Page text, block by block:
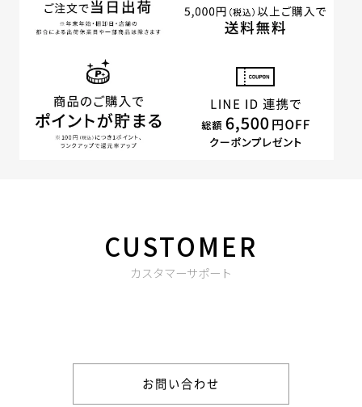
CUSTOMER
カスタマーサポート
お問い合わせ